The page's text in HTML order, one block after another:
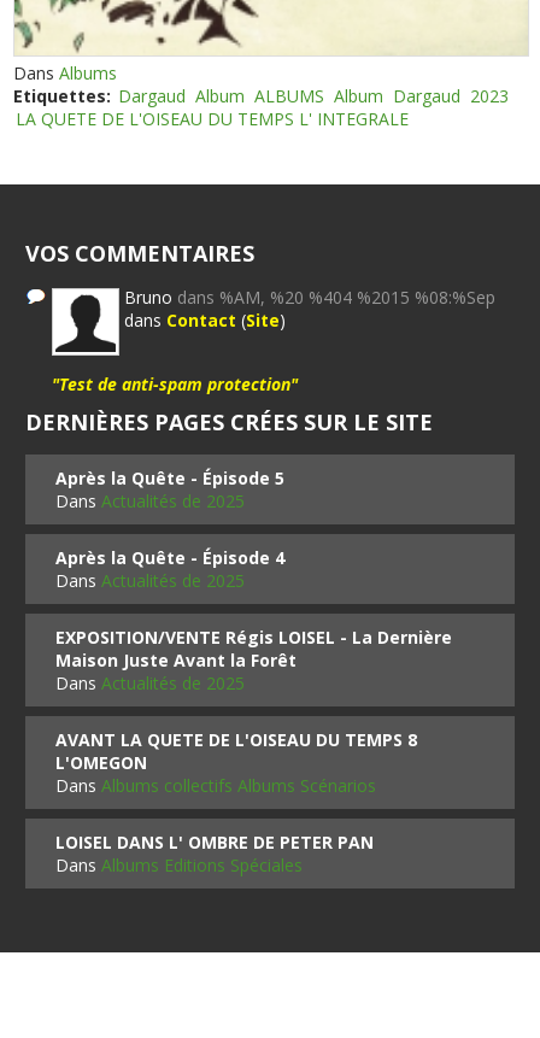
DansAlbums
Etiquettes: Dargaud Album ALBUMS Album Dargaud 2023
LA QUETE DE L'OISEAU DU TEMPS L' INTEGRALE
VOS COMMENTAIRES
Bruno dans %AM, %20 %404 %2015 %08:%Sep
dans Contact (Site)
"Test de anti-spam protection"
DERNIÈRES PAGES CRÉES SUR LE SITE
Après la Quête - Épisode 5
DansActualités de 2025
Après la Quête - Épisode 4
DansActualités de 2025
EXPOSITION/VENTE Régis LOISEL - La Dernière
Maison Juste Avant la Forêt
DansActualités de 2025
AVANT LA QUETE DE L'OISEAU DU TEMPS 8
L'OMEGON
DansAlbums collectifs Albums Scénarios
LOISEL DANS L' OMBRE DE PETER PAN
DansAlbums Editions Spéciales